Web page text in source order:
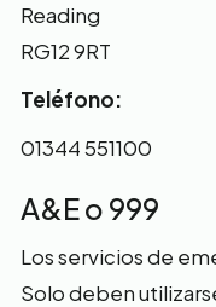
Reading
RG12 9RT
Teléfono:
01344 551100
A&E o 999
Los servicios de
Solo deben